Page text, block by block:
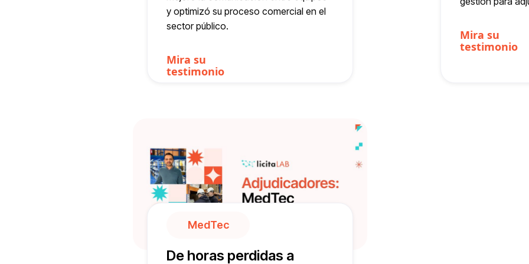
y optimizó su proceso comercial en el
sector público.
Mira su
testimonio
Mira su
testimonio
MedTec
De horas perdidas a